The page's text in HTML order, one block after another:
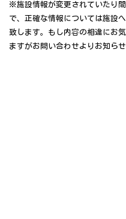
※施設情報が変更されていたり
で、正確な情報については施設
致します。もし内容の相違にお
ますがお問い合わせよりお知ら